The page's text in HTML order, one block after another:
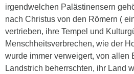
irgendwelchen Palästinensern
nach Christus von den Römern (
vertrieben, ihre Tempel und
Menschheitsverbrechen, wie der
wurde immer verweigert, von allen
Landstrich beherrschten, ihr Land